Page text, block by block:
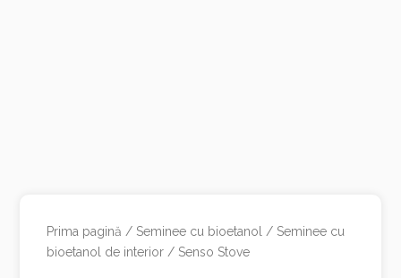
Prima pagină / Seminee cu bioetanol / Seminee cu
bioetanol de interior / Senso Stove